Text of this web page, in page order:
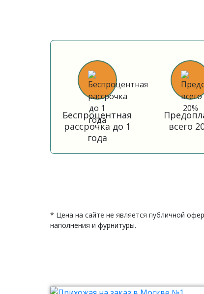
Беспроцентная
рассрочка до 1
года
всего
* Цена на сайте не является публичной
наполнения и фурнитуры.